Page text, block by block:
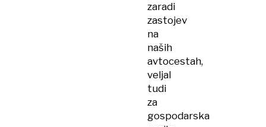
zaradi
zastojev
na
naših
avtocestah,
veljal
tudi
za
gospodarska